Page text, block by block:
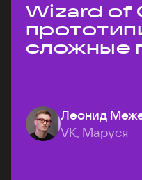
Wizard of
сложные
Леонид
VK, Маруся